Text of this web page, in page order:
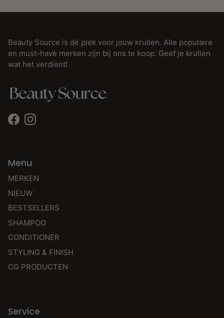
Beauty Source is dé plek voor jouw krullen. Alle populaire
en must-have merken zijn bij ons te koop. Geef je krullen
wat het verdient!
FacebookInstagram
Menu
MERKEN
NIEUW
BESTSELLERS
SHAMPOO
CONDITIONER
STYLING & FINISH
CG PRODUCTEN
Service